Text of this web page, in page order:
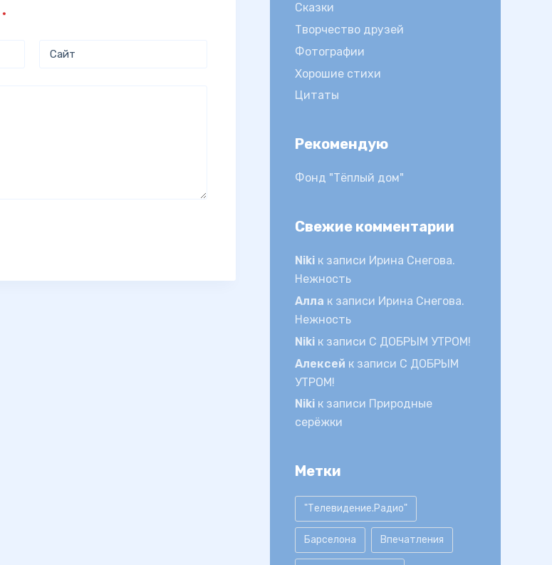
*
Сайт
Сказки
Творчество друзей
Фотографии
Хорошие стихи
Цитаты
Рекомендую
Фонд "Тёплый дом"
Свежие комментарии
Niki к записи Ирина Снегова.
Нежность
Алла к записи Ирина Снегова.
Нежность
Niki к записи С ДОБРЫМ УТРОМ!
Алексей к записи С ДОБРЫМ
УТРОМ!
Niki к записи Природные
серёжки
Метки
"Телевидение.Радио"
Барселона Впечатления